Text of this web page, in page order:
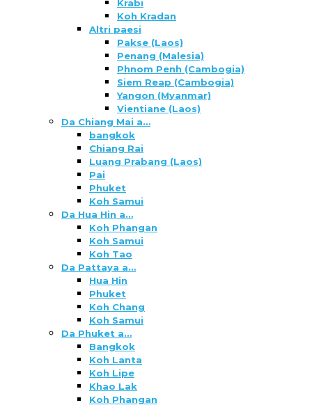
Krabi
Koh Kradan
Altri paesi
Pakse (Laos)
Penang (Malesia)
Phnom Penh (Cambogia)
Siem Reap (Cambogia)
Yangon (Myanmar)
Vientiane (Laos)
Da Chiang Mai a…
bangkok
Chiang Rai
Luang Prabang (Laos)
Pai
Phuket
Koh Samui
Da Hua Hin a…
Koh Phangan
Koh Samui
Koh Tao
Da Pattaya a…
Hua Hin
Phuket
Koh Chang
Koh Samui
Da Phuket a…
Bangkok
Koh Lanta
Koh Lipe
Khao Lak
Koh Phangan